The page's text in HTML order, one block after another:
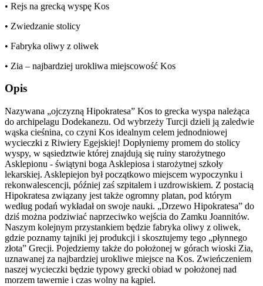
• Rejs na grecką wyspę Kos
• Zwiedzanie stolicy
• Fabryka oliwy z oliwek
• Zia – najbardziej urokliwa miejscowość Kos
Opis
Nazywana „ojczyzną Hipokratesa” Kos to grecka wyspa należąca
do archipelagu Dodekanezu. Od wybrzeży Turcji dzieli ją zaledwie
wąska cieśnina, co czyni Kos idealnym celem jednodniowej
wycieczki z Riwiery Egejskiej! Dopłyniemy promem do stolicy
wyspy, w sąsiedztwie której znajdują się ruiny starożytnego
Asklepionu - świątyni boga Asklepiosa i starożytnej szkoły
lekarskiej. Asklepiejon był początkowo miejscem wypoczynku i
rekonwalescencji, później zaś szpitalem i uzdrowiskiem. Z postacią
Hipokratesa związany jest także ogromny platan, pod którym
według podań wykładał on swoje nauki. „Drzewo Hipokratesa” do
dziś można podziwiać naprzeciwko wejścia do Zamku Joannitów.
Naszym kolejnym przystankiem będzie fabryka oliwy z oliwek,
gdzie poznamy tajniki jej produkcji i skosztujemy tego „płynnego
złota” Grecji. Pojedziemy także do położonej w górach wioski Zia,
uznawanej za najbardziej urokliwe miejsce na Kos. Zwieńczeniem
naszej wycieczki będzie typowy grecki obiad w położonej nad
morzem tawernie i czas wolny na kąpiel.